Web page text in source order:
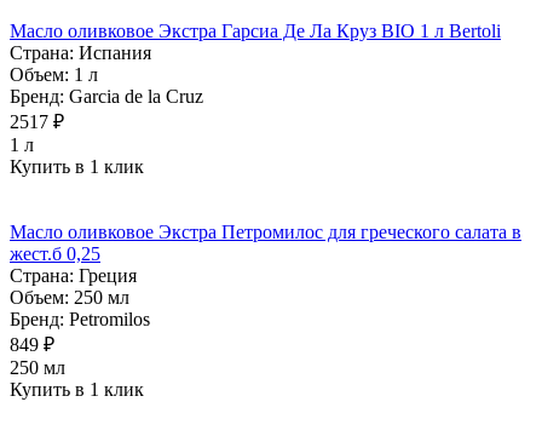
Масло оливковое Экстра Гарсиа Де Ла Круз BIO 1 л Bertoli
Страна: Испания
Объем: 1 л
Бренд: Garcia de la Cruz
2517 ₽
1 л
Купить в 1 клик
Масло оливковое Экстра Петромилос для греческого салата в
жест.б 0,25
Страна: Греция
Объем: 250 мл
Бренд: Petromilos
849 ₽
250 мл
Купить в 1 клик